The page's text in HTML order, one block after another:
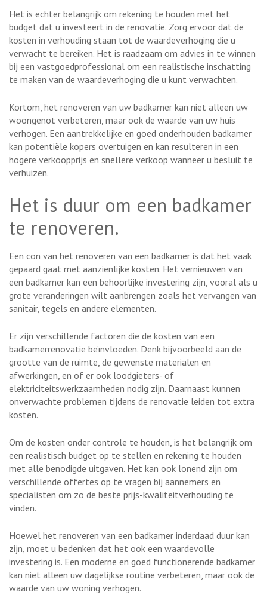
Het is echter belangrijk om rekening te houden met het
budget dat u investeert in de renovatie. Zorg ervoor dat de
kosten in verhouding staan tot de waardeverhoging die u
verwacht te bereiken. Het is raadzaam om advies in te winnen
bij een vastgoedprofessional om een realistische inschatting
te maken van de waardeverhoging die u kunt verwachten.
Kortom, het renoveren van uw badkamer kan niet alleen uw
woongenot verbeteren, maar ook de waarde van uw huis
verhogen. Een aantrekkelijke en goed onderhouden badkamer
kan potentiële kopers overtuigen en kan resulteren in een
hogere verkoopprijs en snellere verkoop wanneer u besluit te
verhuizen.
Het is duur om een badkamer
te renoveren.
Een con van het renoveren van een badkamer is dat het vaak
gepaard gaat met aanzienlijke kosten. Het vernieuwen van
een badkamer kan een behoorlijke investering zijn, vooral als u
grote veranderingen wilt aanbrengen zoals het vervangen van
sanitair, tegels en andere elementen.
Er zijn verschillende factoren die de kosten van een
badkamerrenovatie beïnvloeden. Denk bijvoorbeeld aan de
grootte van de ruimte, de gewenste materialen en
afwerkingen, en of er ook loodgieters- of
elektriciteitswerkzaamheden nodig zijn. Daarnaast kunnen
onverwachte problemen tijdens de renovatie leiden tot extra
kosten.
Om de kosten onder controle te houden, is het belangrijk om
een realistisch budget op te stellen en rekening te houden
met alle benodigde uitgaven. Het kan ook lonend zijn om
verschillende offertes op te vragen bij aannemers en
specialisten om zo de beste prijs-kwaliteitverhouding te
vinden.
Hoewel het renoveren van een badkamer inderdaad duur kan
zijn, moet u bedenken dat het ook een waardevolle
investering is. Een moderne en goed functionerende badkamer
kan niet alleen uw dagelijkse routine verbeteren, maar ook de
waarde van uw woning verhogen.